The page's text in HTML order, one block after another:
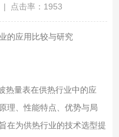
| 点击率：1953
的应用比较与研究
热量表在供热行业中的应
理、性能特点、优势与局
在为供热行业的技术选型提